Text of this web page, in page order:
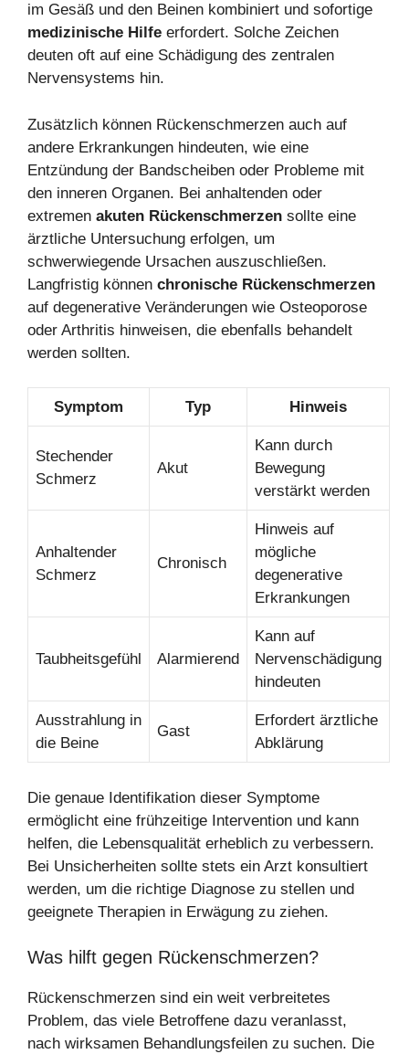
im Gesäß und den Beinen kombiniert und sofortige
medizinische Hilfe erfordert. Solche Zeichen
deuten oft auf eine Schädigung des zentralen
Nervensystems hin.
Zusätzlich können Rückenschmerzen auch auf
andere Erkrankungen hindeuten, wie eine
Entzündung der Bandscheiben oder Probleme mit
den inneren Organen. Bei anhaltenden oder
extremen akuten Rückenschmerzen sollte eine
ärztliche Untersuchung erfolgen, um
schwerwiegende Ursachen auszuschließen.
Langfristig können chronische Rückenschmerzen
auf degenerative Veränderungen wie Osteoporose
oder Arthritis hinweisen, die ebenfalls behandelt
werden sollten.
Symptom Typ Hinweis
Stechender
Schmerz
Akut
Kann durch
Bewegung
verstärkt werden
Anhaltender
Schmerz
Chronisch
Hinweis auf
mögliche
degenerative
Erkrankungen
Taubheitsgefühl Alarmierend
Kann auf
Nervenschädigung
hindeuten
Ausstrahlung in
die Beine
Gast
Erfordert ärztliche
Abklärung
Die genaue Identifikation dieser Symptome
ermöglicht eine frühzeitige Intervention und kann
helfen, die Lebensqualität erheblich zu verbessern.
Bei Unsicherheiten sollte stets ein Arzt konsultiert
werden, um die richtige Diagnose zu stellen und
geeignete Therapien in Erwägung zu ziehen.
Was hilft gegen Rückenschmerzen?
Rückenschmerzen sind ein weit verbreitetes
Problem, das viele Betroffene dazu veranlasst,
nach wirksamen Behandlungsfeilen zu suchen. Die